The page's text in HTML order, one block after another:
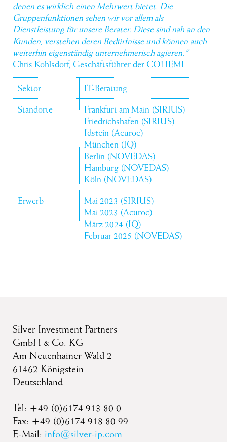
denen es wirklich einen Mehrwert bietet. Die
Gruppenfunktionen sehen wir vor allem als
Dienstleistung für unsere Berater. Diese sind nah an den
Kunden, verstehen deren Bedürfnisse und können auch
weiterhin eigenständig unternehmerisch agieren.“–
Chris Kohlsdorf, Geschäftsführer der COHEMI
Sektor
IT-Beratung
Standorte
Frankfurt am Main (SIRIUS)
Friedrichshafen (SIRIUS)
Idstein (Acuroc)
München (IQ)
Berlin (NOVEDAS)
Hamburg (NOVEDAS)
Köln (NOVEDAS)
Erwerb
Mai 2023 (SIRIUS)
Mai 2023 (Acuroc)
März 2024 (IQ)
Februar 2025 (NOVEDAS)
Silver Investment Partners
GmbH & Co. KG
Am Neuenhainer Wald 2
61462 Königstein
Deutschland
Tel: +49 (0)6174 913 80 0
Fax: +49 (0)6174 918 80 99
E-Mail: info@silver-ip.com